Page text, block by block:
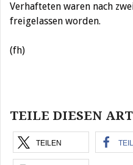
Verhafteten waren nach
freigelassen worden.
(fh)
TEILE DIESEN
TEILEN